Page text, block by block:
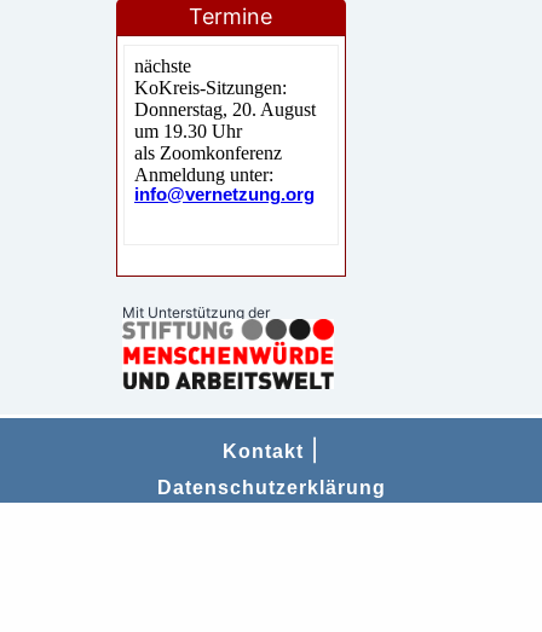
Termine
Mit Unterstützung der
Kontakt
Datenschutzerklärung